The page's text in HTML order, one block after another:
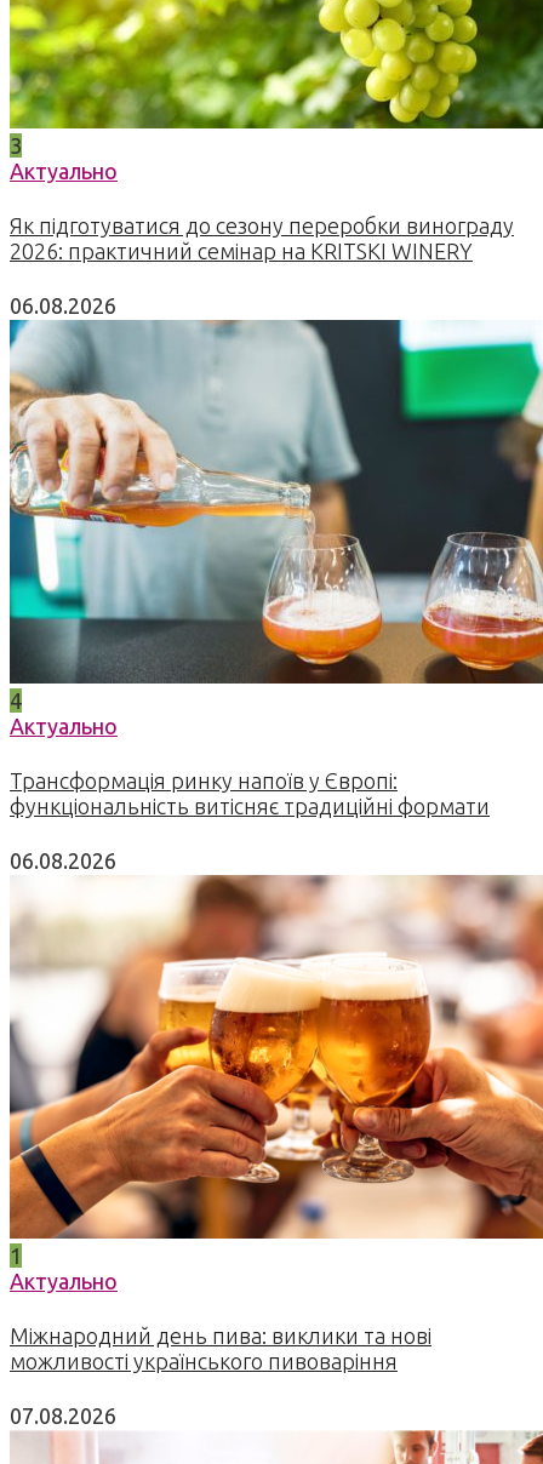
3
Актуально
Як підготуватися до сезону переробки винограду
2026: практичний семінар на KRITSKI WINERY
06.08.2026
4
Актуально
Трансформація ринку напоїв у Європі:
функціональність витісняє традиційні формати
06.08.2026
1
Актуально
Міжнародний день пива: виклики та нові
можливості українського пивоваріння
07.08.2026